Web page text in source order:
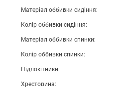
Матеріал оббивки сидіння:
Колір оббивки сидіння:
Матеріал оббивки спинки:
Колір оббивки спинки:
Підлокітники:
Хрестовина: